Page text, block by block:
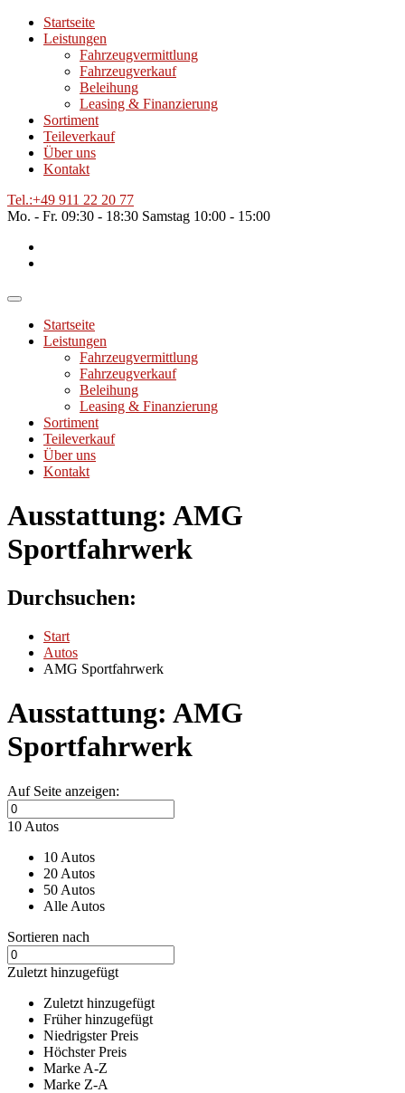
Startseite
Leistungen
Fahrzeugvermittlung
Fahrzeugverkauf
Beleihung
Leasing & Finanzierung
Sortiment
Teileverkauf
Über uns
Kontakt
Tel.:+49 911 22 20 77
Mo. - Fr. 09:30 - 18:30 Samstag 10:00 - 15:00
Startseite
Leistungen
Fahrzeugvermittlung
Fahrzeugverkauf
Beleihung
Leasing & Finanzierung
Sortiment
Teileverkauf
Über uns
Kontakt
Ausstattung: AMG
Sportfahrwerk
Durchsuchen:
Start
Autos
AMG Sportfahrwerk
Ausstattung: AMG
Sportfahrwerk
Auf Seite anzeigen:
10 Autos
10 Autos
20 Autos
50 Autos
Alle Autos
Sortieren nach
Zuletzt hinzugefügt
Zuletzt hinzugefügt
Früher hinzugefügt
Niedrigster Preis
Höchster Preis
Marke A-Z
Marke Z-A